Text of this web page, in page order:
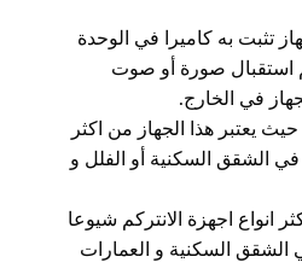
تثبت به كاميرا في الوحدة
استقبال صورة أو صوت
في الخارج.
يعتبر هذا الجهاز من اكثر
في الشقق السكنية أو الفلل و
انواع اجهزة الانتركم شيوعا
الشقق السكنية و العمارات